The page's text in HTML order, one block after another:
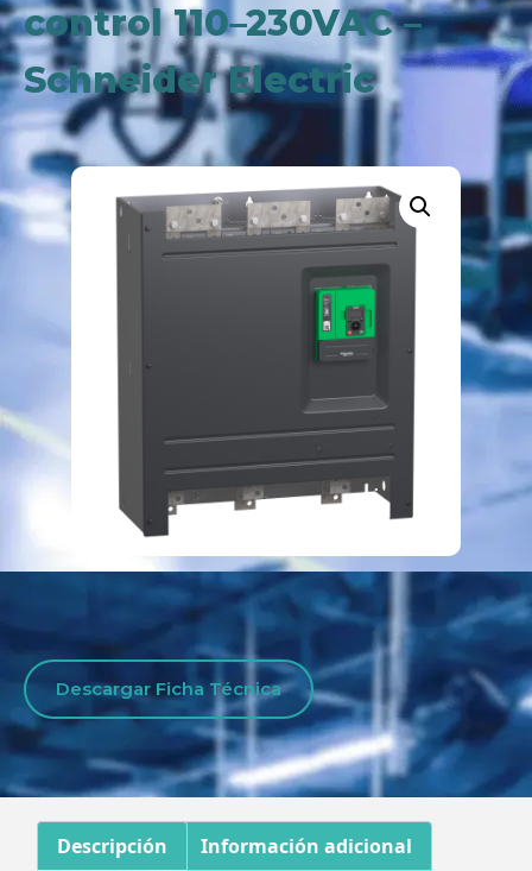
control 110–230VAC –
Schneider Electric
Descargar Ficha Técnica
Descripción Información adicional